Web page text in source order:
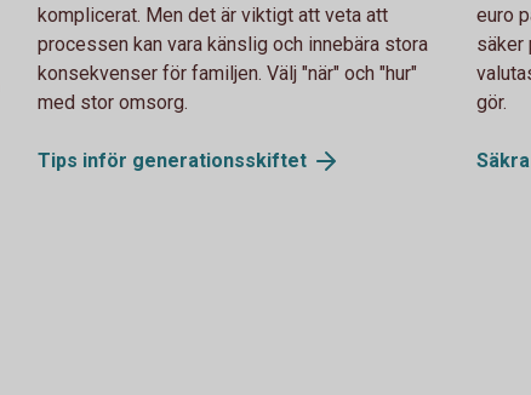
komplicerat. Men det är viktigt att veta att
processen kan vara känslig och innebära stora
konsekvenser för familjen. Välj "när" och "hur"
med stor omsorg.
Tips inför generationsskiftet
euro
säker
gör.